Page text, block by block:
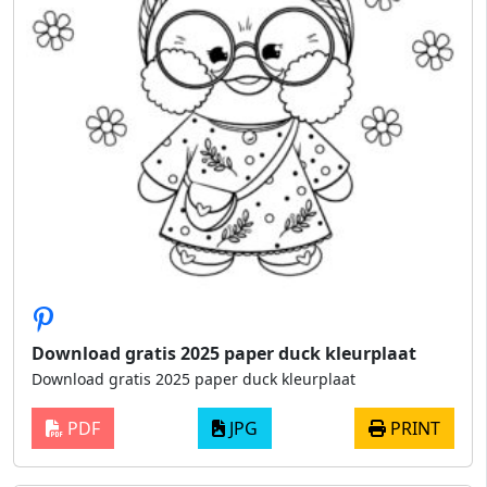
Download gratis 2025 paper duck kleurplaat
Download gratis 2025 paper duck kleurplaat
PDF JPG PRINT